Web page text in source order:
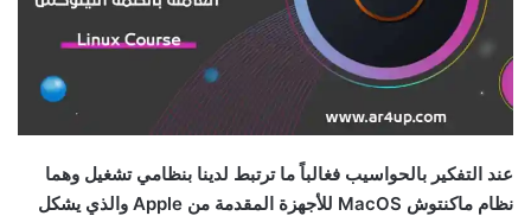
عند التفكير بالحواسيب فغالباً ما ترتبط لدينا بنظامي تشغيل وهما
نظام ماكنتوش MacOS للأجهزة المقدمة من Apple والذي يشكل